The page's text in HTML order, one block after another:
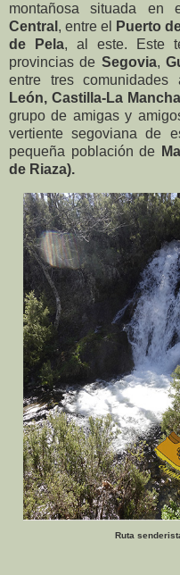
montañosa situada
Central , entre el Puerto
de Pela, al este. Este
provincias de Segovia,
entre tres comunidades
León, Castilla-La
grupo de amigas y
vertiente segoviana de
pequeña población de
de Riaza).
Ruta